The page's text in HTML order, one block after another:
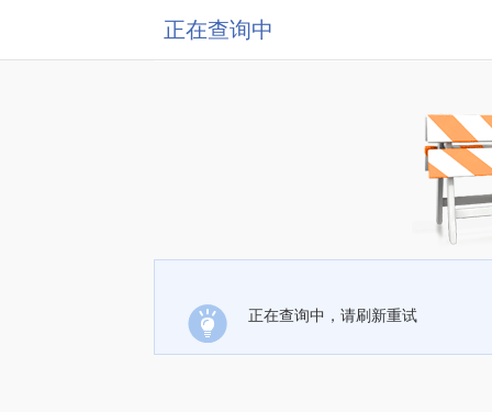
正在查询中
正在查询中，请刷新重试